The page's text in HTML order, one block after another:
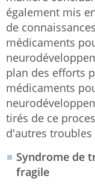
également mis
de
médicaments
plan des efforts
médicaments
tirés de ce
d'autres troubles
Syndrome de
fragile